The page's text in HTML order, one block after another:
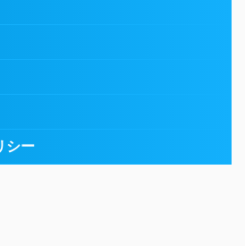
シー